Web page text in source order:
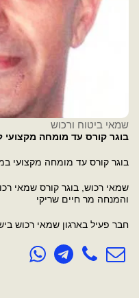
שמאי ביטוח ורכוש
בוגר קורס עד מומחה מקצועי לבית
בוגר קורס עד מומחה מקצועי
שמאי רכוש, בוגר קורס שמאי
והמנחה מר חיים שריקי
חבר פעיל בארגון שמאי רכוש